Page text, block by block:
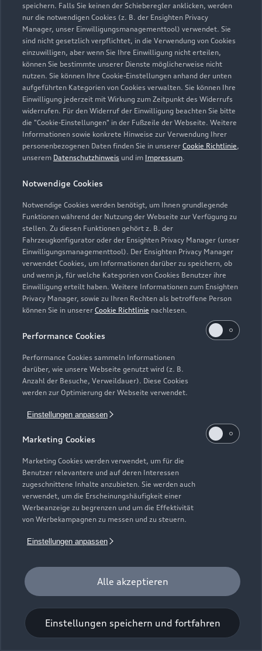
speichern. Falls Sie keinen der Schieberegler anklicken, werden
nur die notwendigen Cookies (z. B. der Ensighten Privacy
Manager, unser Einwilligungsmanagementtool) verwendet. Sie
sind nicht gesetzlich verpflichtet, in die Verwendung von Cookies
einzuwilligen, aber wenn Sie Ihre Einwilligung nicht erteilen,
können Sie bestimmte unserer Dienste möglicherweise nicht
nutzen. Sie können Ihre Cookie-Einstellungen anhand der unten
aufgeführten Kategorien von Cookies verwalten. Sie können Ihre
Einwilligung jederzeit mit Wirkung zum Zeitpunkt des Widerrufs
widerrufen. Für den Widerruf der Einwilligung beachten Sie bitte
die "Cookie-Einstellungen" in der Fußzeile der Webseite. Weitere
Informationen sowie konkrete Hinweise zur Verwendung Ihrer
personenbezogenen Daten finden Sie in unserer Cookie Richtlinie,
unserem Datenschutzhinweis und im Impressum.
Notwendige Cookies
Notwendige Cookies werden benötigt, um Ihnen grundlegende
Funktionen während der Nutzung der Webseite zur Verfügung zu
stellen. Zu diesen Funktionen gehört z. B. der
Fahrzeugkonfigurator oder der Ensighten Privacy Manager (unser
Einwilligungsmanagementtool). Der Ensighten Privacy Manager
verwendet Cookies, um Informationen darüber zu speichern, ob
und wenn ja, für welche Kategorien von Cookies Benutzer ihre
Einwilligung erteilt haben. Weitere Informationen zum Ensighten
Privacy Manager, sowie zu Ihren Rechten als betroffene Person
können Sie in unserer Cookie Richtlinie nachlesen.
Performance Cookies
Performance Cookies sammeln Informationen
darüber, wie unsere Webseite genutzt wird (z. B.
Anzahl der Besuche, Verweildauer). Diese Cookies
werden zur Optimierung der Webseite verwendet.
Einstellungen anpassen
Marketing Cookies
Marketing Cookies werden verwendet, um für die
Benutzer relevantere und auf deren Interessen
zugeschnittene Inhalte anzubieten. Sie werden auch
verwendet, um die Erscheinungshäufigkeit einer
Werbeanzeige zu begrenzen und um die Effektivität
von Werbekampagnen zu messen und zu steuern.
Einstellungen anpassen
Alle akzeptieren
Einstellungen speichern und fortfahren
Damit Ihr Audi auch im Sommer glänzt: die
passende Pflege in einer Tasche.
Zur Audi Shopping World
Lederpflege-Set
Praktisches Set zur intensiven Reinigung und
Pflege von Leder und Kunstleder.
Zur Audi Shopping World
Universal-Reinigungstuch
Für einen glänzenden Eindruck.
Zur Audi Shopping World